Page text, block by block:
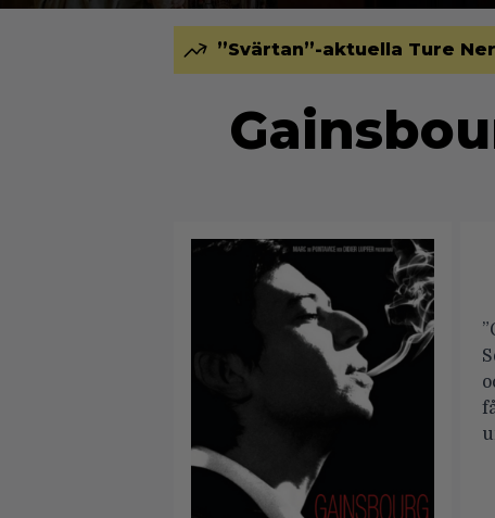
”Svärtan”-aktuella Ture